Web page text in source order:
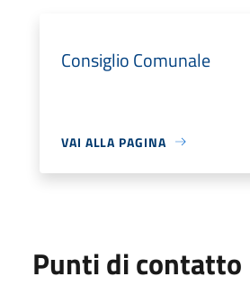
Consiglio Comunale
VAI ALLA PAGINA
Punti di contatto